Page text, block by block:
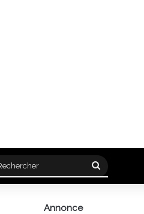
Rechercher
Annonce